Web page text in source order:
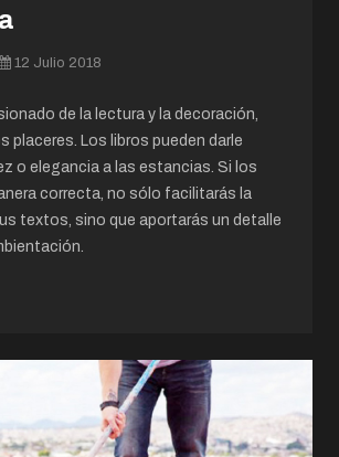
12 Julio 2018
de la lectura y la decoración,
placeres. Los libros pueden darle
o elegancia a las estancias. Si los
correcta, no sólo facilitarás la
textos, sino que aportarás un detalle